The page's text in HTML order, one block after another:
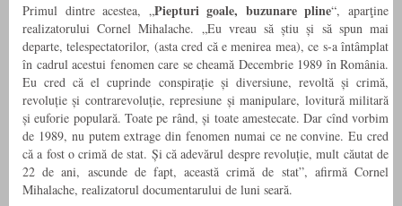
Primul dintre acestea, „Piepturi goale, buzunare pline“, aparţine
realizatorului Cornel Mihalache. „Eu vreau să știu și să spun mai
departe, telespectatorilor, (asta cred că e menirea mea), ce s-a întâmplat
în cadrul acestui fenomen care se cheamă Decembrie 1989 în România.
Eu cred că el cuprinde conspirație și diversiune, revoltă și crimă,
revoluție și contrarevoluție, represiune și manipulare, lovitură militară
și euforie populară. Toate pe rând, și toate amestecate. Dar cînd vorbim
de 1989, nu putem extrage din fenomen numai ce ne convine. Eu cred
că a fost o crimă de stat. Și că adevărul despre revoluție, mult căutat de
22 de ani, ascunde de fapt, această crimă de stat”, afirmă Cornel
Mihalache, realizatorul documentarului de luni seară.